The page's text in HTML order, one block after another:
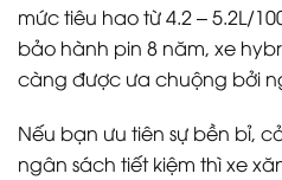
mức tiêu hao từ 4.2 – 5.2L/
bảo hành pin 8 năm, xe
càng được ưa chuộng bởi
Nếu bạn ưu tiên sự bền bỉ,
ngân sách tiết kiệm thì xe